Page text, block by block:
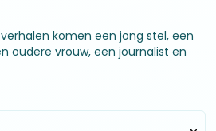
komen een jong stel, een
oudere vrouw, een journalist en
vanuit een dagelijkse situatie